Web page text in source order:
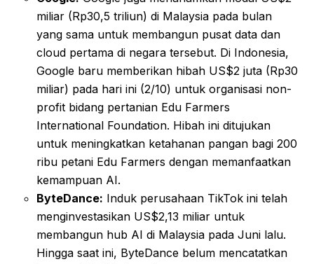
miliar (Rp30,5 triliun) di Malaysia pada bulan
yang sama untuk membangun pusat data dan
cloud pertama di negara tersebut. Di Indonesia,
Google baru memberikan hibah US$2 juta (Rp30
miliar) pada hari ini (2/10) untuk organisasi non-
profit bidang pertanian Edu Farmers
International Foundation. Hibah ini ditujukan
untuk meningkatkan ketahanan pangan bagi 200
ribu petani Edu Farmers dengan memanfaatkan
kemampuan AI.
ByteDance: Induk perusahaan TikTok ini telah
menginvestasikan US$2,13 miliar untuk
membangun hub AI di Malaysia pada Juni lalu.
Hingga saat ini, ByteDance belum mencatatkan